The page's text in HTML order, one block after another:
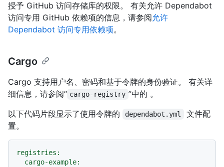
授予 GitHub 访问存储库的权限。 有关允许 Dependabot
访问专用 GitHub 依赖项的信息，请参阅允许
Dependabot 访问专用依赖项。
Cargo
Cargo 支持用户名、密码和基于令牌的身份验证。 有关详
细信息，请参阅“ cargo-registry ”中的 。
以下代码片段显示了使用令牌的
dependabot.yml
文件配
置。
registries:
cargo-example: